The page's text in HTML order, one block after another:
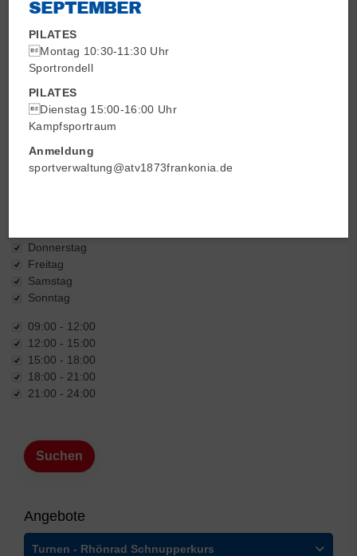
Sportart
Altersklasse
Wochentag / Zeit
Donnerstag
Freitag
Samstag
Sonntag
Zeit09:00 - 12:00
12:00 - 15:00
15:00 - 18:00
18:00 - 21:00
21:00 - 24:00
Angebote
Turnen - Rhönrad Schnupperkurs
SEPTEMBER
PILATES
Montag 10:30-11:30 Uhr
Sportrondell
PILATES
Dienstag 15:00-16:00 Uhr
Kampfsportraum
Anmeldung
sportverwaltung@atv1873frankonia.de